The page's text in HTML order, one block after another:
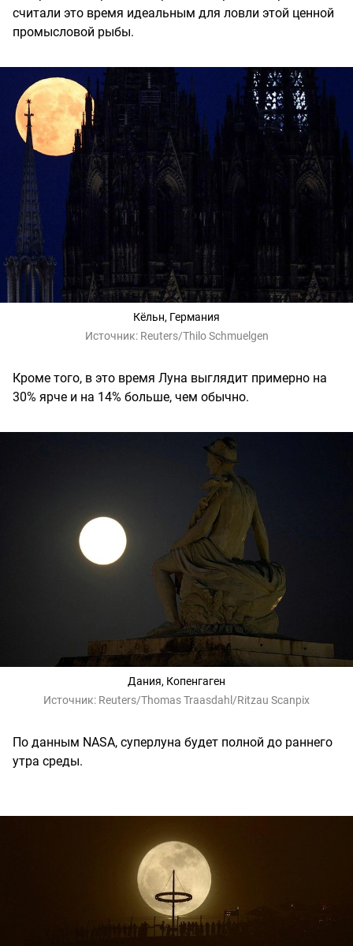
считали это время идеальным для ловли этой ценной
промысловой рыбы.
Кёльн, Германия
Источник: Reuters/Thilo Schmuelgen
Кроме того, в это время Луна выглядит примерно на
30% ярче и на 14% больше, чем обычно.
Дания, Копенгаген
Источник: Reuters/Thomas Traasdahl/Ritzau Scanpix
По данным NASA, суперлуна будет полной до раннего
утра среды.